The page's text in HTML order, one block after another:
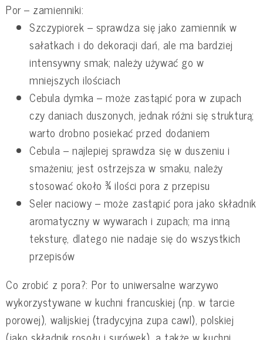
Por – zamienniki:
Szczypiorek – sprawdza się jako zamiennik w
sałatkach i do dekoracji dań, ale ma bardziej
intensywny smak; należy używać go w
mniejszych ilościach
Cebula dymka – może zastąpić pora w zupach
czy daniach duszonych, jednak różni się strukturą;
warto drobno posiekać przed dodaniem
Cebula – najlepiej sprawdza się w duszeniu i
smażeniu; jest ostrzejsza w smaku, należy
stosować około ¾ ilości pora z przepisu
Seler naciowy – może zastąpić pora jako składnik
aromatyczny w wywarach i zupach; ma inną
teksturę, dlatego nie nadaje się do wszystkich
przepisów
Co zrobić z pora?: Por to uniwersalne warzywo
wykorzystywane w kuchni francuskiej (np. w tarcie
porowej), walijskiej (tradycyjna zupa cawl), polskiej